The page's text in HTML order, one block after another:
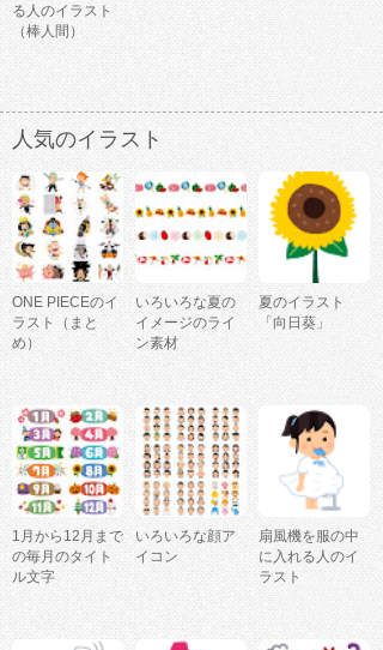
る人のイラスト
（棒人間）
人気のイラスト
ONE PIECEのイ
ラスト（まと
め）
いろいろな夏の
イメージのライ
ン素材
夏のイラスト
「向日葵」
1月から12月まで
の毎月のタイト
ル文字
いろいろな顔ア
イコン
扇風機を服の中
に入れる人のイ
ラスト